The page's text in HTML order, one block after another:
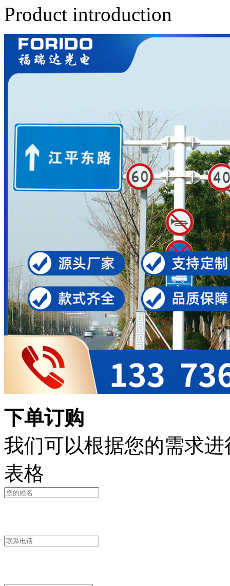
Product introduction
下单订购
我们可以根据您的需求
表格